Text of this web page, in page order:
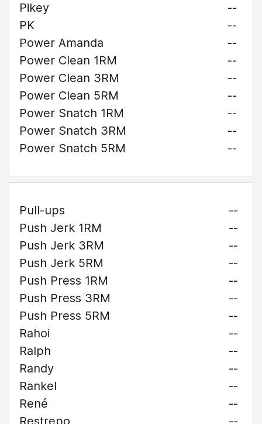
Pikey
--
PK
--
Power Amanda
--
Power Clean 1RM
--
Power Clean 3RM
--
Power Clean 5RM
--
Power Snatch 1RM
--
Power Snatch 3RM
--
Power Snatch 5RM
--
Pull-ups
--
Push Jerk 1RM
--
Push Jerk 3RM
--
Push Jerk 5RM
--
Push Press 1RM
--
Push Press 3RM
--
Push Press 5RM
--
Rahoi
--
Ralph
--
Randy
--
Rankel
--
René
--
Restrepo
--